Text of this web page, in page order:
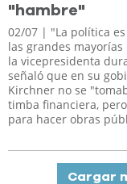
"hambre"
02/07 | "La política
las grandes
la vicepresidenta
señaló que en su
Kirchner no se
timba financiera,
para hacer obras
Cargar